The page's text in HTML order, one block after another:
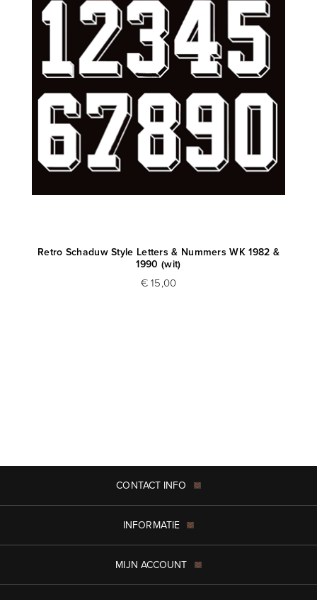
Retro Schaduw Style Letters & Nummers WK 1982 &
1990 (wit)
€ 15,00
CONTACT INFO
INFORMATIE
MIJN ACCOUNT